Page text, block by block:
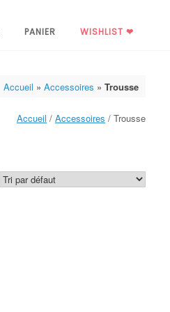
PANIER WISHLIST ❤
Accueil »Accessoires »Trousse
Accueil / Accessoires / Trousse